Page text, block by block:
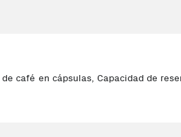
café en cápsulas, Capacidad de